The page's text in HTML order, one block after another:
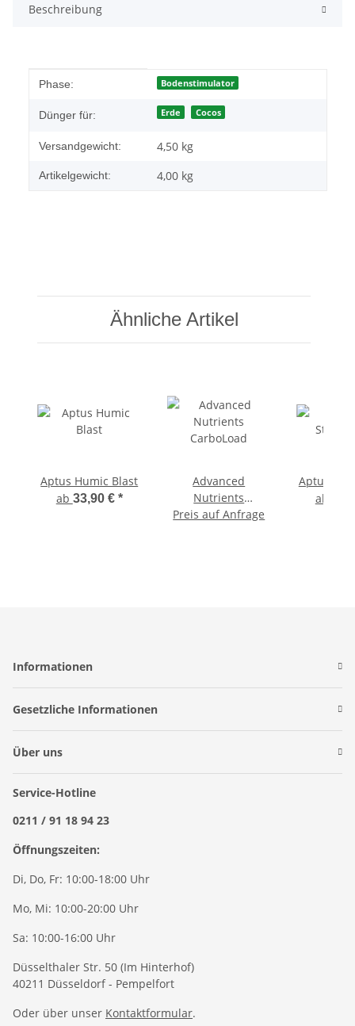
Beschreibung
Produkteigenschaft
Wert
Phase: Bodenstimulator
Dünger für: Erde Cocos
Versandgewicht: 4,50 kg
Artikelgewicht: 4,00 kg
Ähnliche Artikel
Aptus Humic Blast
ab 33,90 € *
Advanced
Nutrients
CarboLoad
Preis auf Anfrage
Aptus
ab
Informationen
Gesetzliche Informationen
Über uns
Service-Hotline
0211 / 91 18 94 23
Öffnungszeiten:
Di, Do, Fr: 10:00-18:00 Uhr
Mo, Mi: 10:00-20:00 Uhr
Sa: 10:00-16:00 Uhr
Düsselthaler Str. 50 (Im Hinterhof)
40211 Düsseldorf - Pempelfort
Oder über unser Kontaktformular.